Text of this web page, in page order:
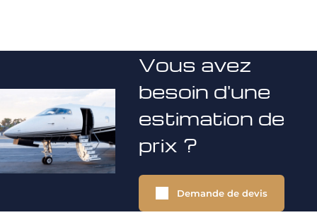
Vous avez
besoin d'une
estimation de
prix ?
Demande de devis